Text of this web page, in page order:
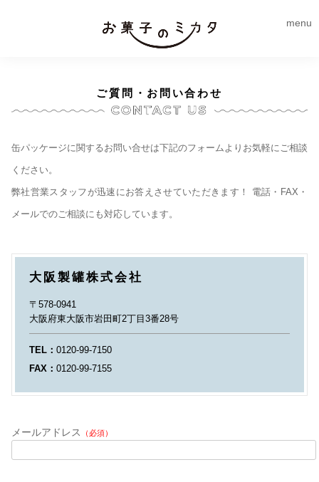
menu
ご質問・お問い合わせ
缶パッケージに関するお問い合せは下記のフォームよりお気軽にご相談
ください。
弊社営業スタッフが迅速にお答えさせていただきます！ 電話・FAX・
メールでのご相談にも対応しています。
大阪製罐株式会社
〒578-0941
大阪府東大阪市岩田町2丁目3番28号
TEL： 0120-99-7150
FAX： 0120-99-7155
メールアドレス （必須）